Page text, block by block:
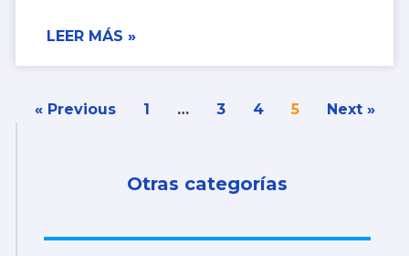
LEER MÁS »
« Previous 1 … 3 4 5 Next »
Otras categorías